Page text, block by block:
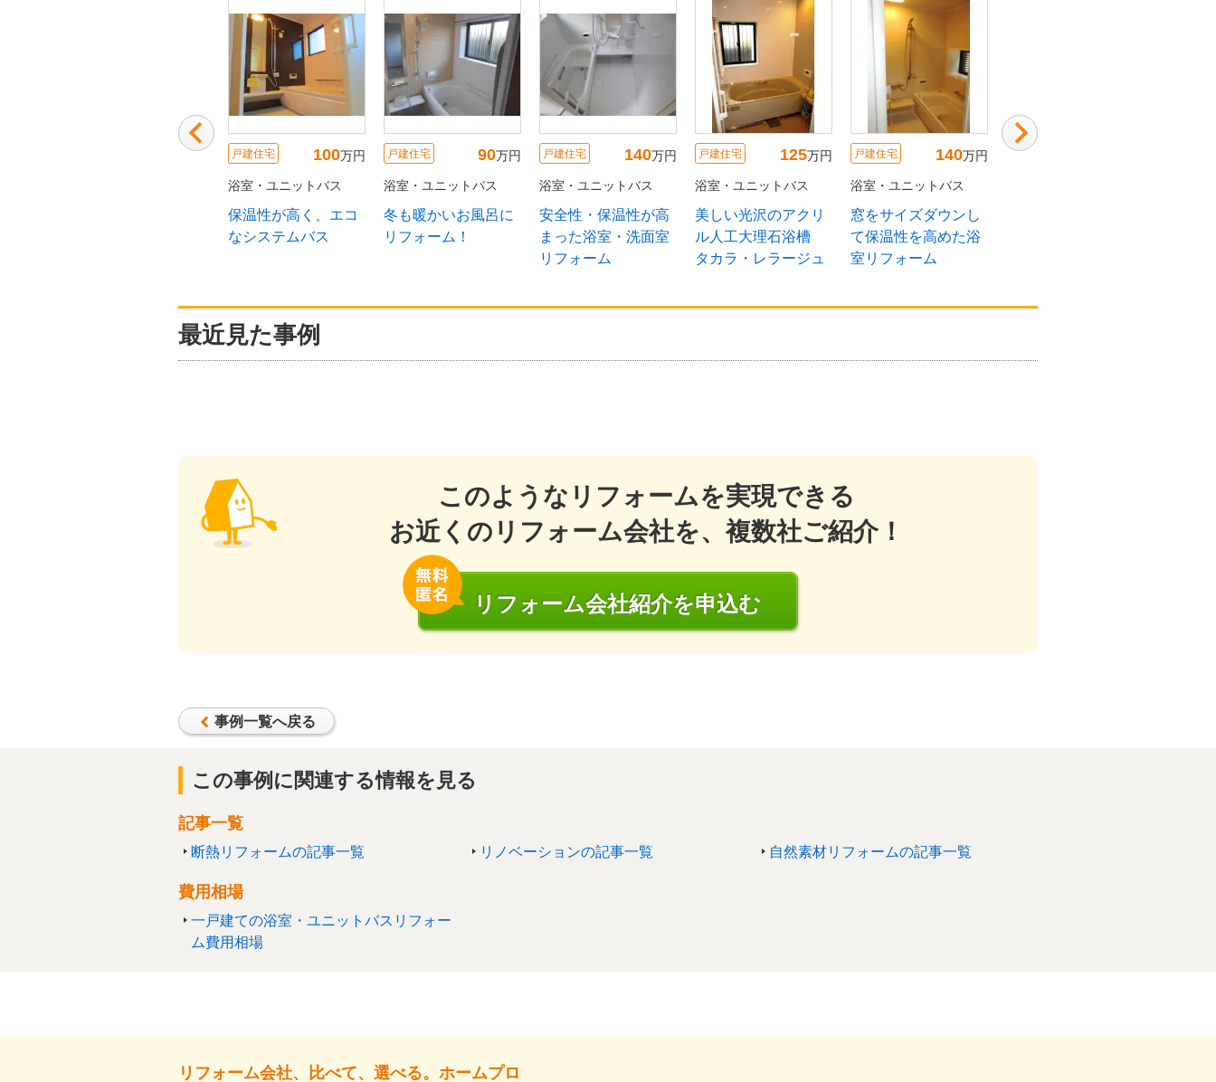
140 戸建住宅 154万円
浴室・ユニットバス
１坪のユニットバス
に変更です
戸建住宅 143万円
浴室・ユニットバス
ホーローのお風呂で
お掃除ラクラク！
戸建住宅 100万円
浴室・ユニットバス
保温性が高く、エコ
なシステムバス
戸建住宅 90万円
浴室・ユニットバス
冬も暖かいお風呂に
リフォーム！
戸建住宅 140万円
浴室・ユニットバス
安全性・保温性が高
まった浴室・洗面室
リフォーム
最近見た事例
このようなリフォームを実現できる
お近くのリフォーム会社を、複数社ご紹介！
リフォーム会社紹介を申込む
事例一覧へ戻る
この事例に関連する情報を見る
記事一覧
断熱リフォームの記事一覧 リノベーションの記事一覧 自然素材リフォームの記事一覧
費用相場
一戸建ての浴室・ユニットバスリフォー
ム費用相場
リフォーム会社、比べて、選べる。ホームプロ